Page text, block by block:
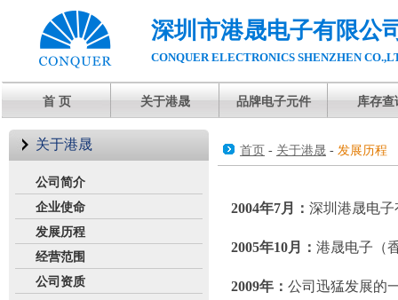
深圳市港晟电子有限公
CONQUER ELECTRONICS SHENZHEN
首 页 关于港晟 品牌电子元件 库存查
关于港晟
公司简介
企业使命
发展历程
经营范围
公司资质
首页 - 关于港晟 - 发展历程
2004年7月： 深圳港晟电
2005年10月： 港晟电子（
2009年： 公司迅猛发展的